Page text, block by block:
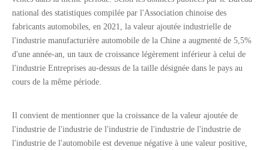
national des statistiques compilée par l'Association chinoise des
fabricants automobiles, en 2021, la valeur ajoutée industrielle de
l'industrie manufacturière automobile de la Chine a augmenté de 5,5%
d'une année-an, un taux de croissance légèrement inférieur à celui de
l'industrie Entreprises au-dessus de la taille désignée dans le pays au
cours de la même période.
Il convient de mentionner que la croissance de la valeur ajoutée de
l'industrie de l'industrie de l'industrie de l'industrie de l'industrie de
l'industrie de l'automobile est devenue négative à une valeur positive,